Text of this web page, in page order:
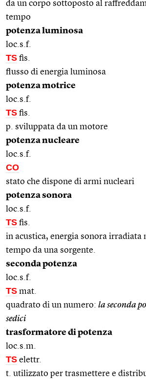
da un corpo sottoposto al
tempo
potenza luminosa
loc.s.f.
TS fis.
flusso di energia luminosa
potenza motrice
loc.s.f.
TS fis.
p. sviluppata da un motore
potenza nucleare
loc.s.f.
CO
stato che dispone di armi nucleari
potenza sonora
loc.s.f.
TS fis.
in acustica, energia sonora irradiata
tempo da una sorgente.
seconda potenza
loc.s.f.
TS mat.
quadrato di un numero: la seconda
sedici
trasformatore di potenza
loc.s.m.
TS elettr.
t. utilizzato per trasmettere e